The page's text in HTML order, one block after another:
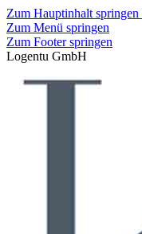
Zum Hauptinhalt springen
Zum Menü springen
Zum Footer springen
Logentu GmbH